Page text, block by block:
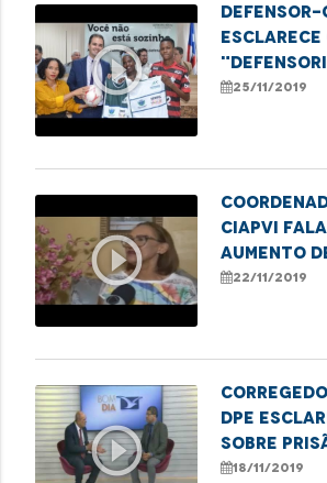
play_circle_outline
esporte"
25/11/2019
play_circle_outline
CIAPVI
aumento
em casos
22/11/2019
play_circle_outline
DPE
sobre
segunda
18/11/2019